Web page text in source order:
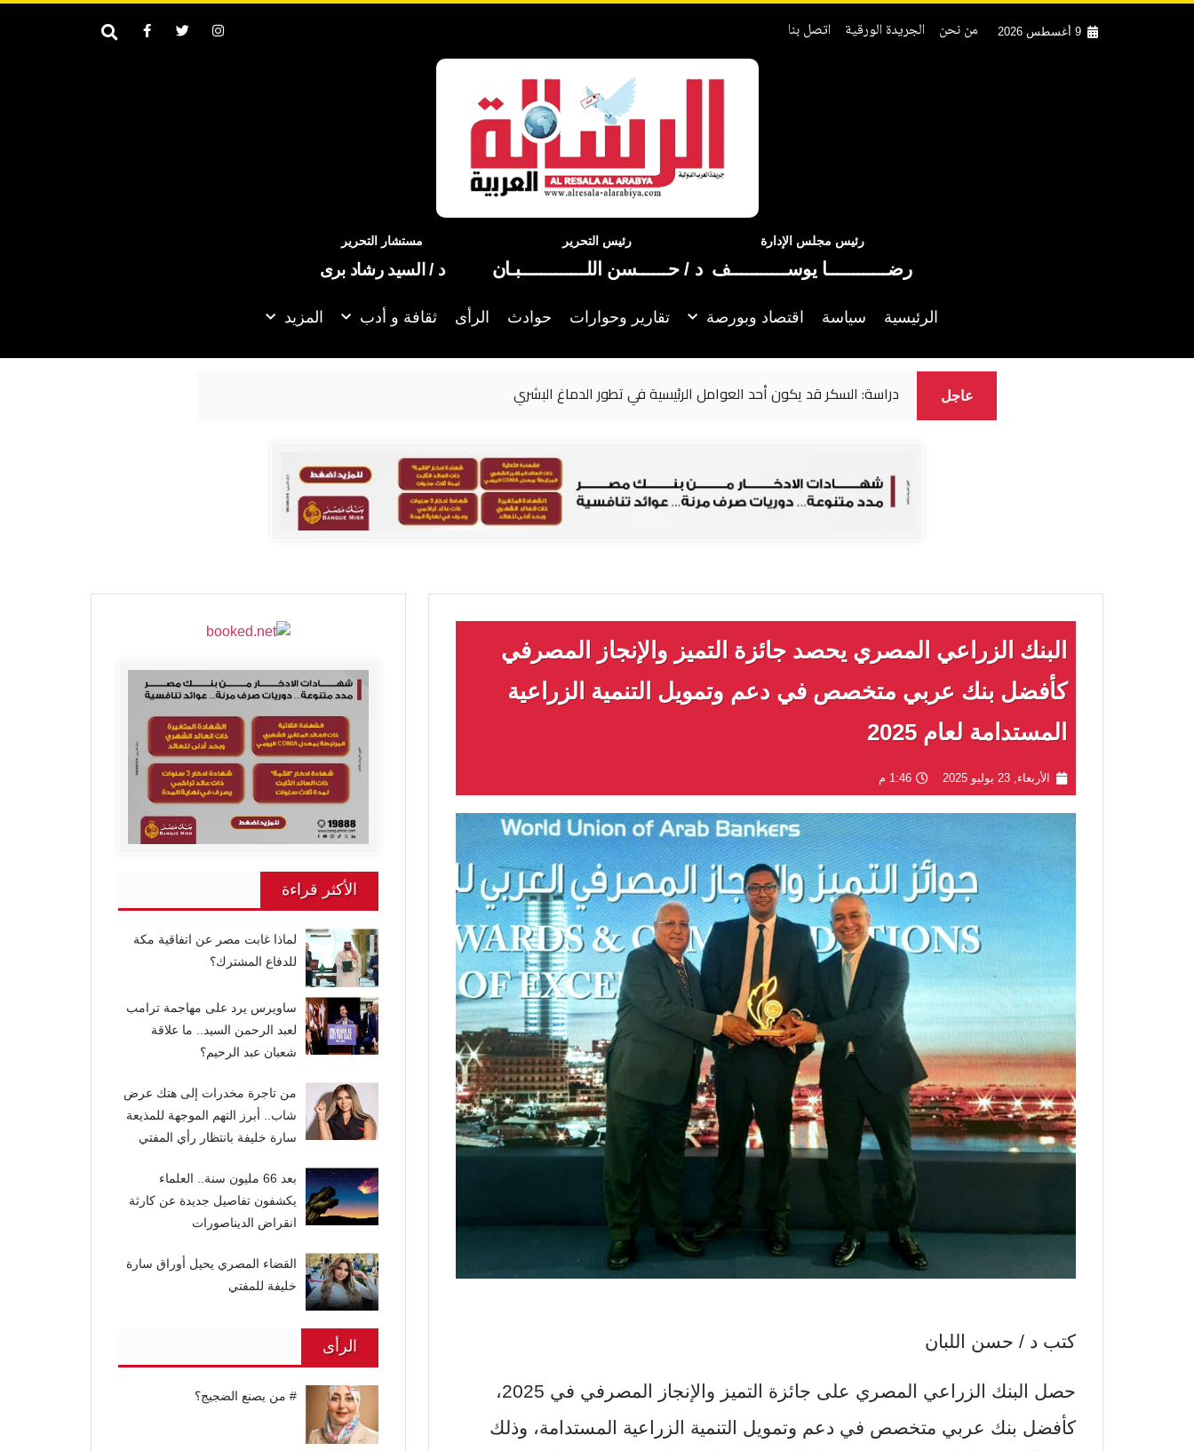
9 أغسطس 2026 من نحن الجريدة الورقية اتصل بنا
رئيس مجلس الإدارة
رضــــــــــــا يوســـــــــــف
رئيس التحرير
د / حــــــسن اللـــــــــــــبـان
مستشار التحرير
د / السيد رشاد برى
الرئيسية سياسة اقتصاد وبورصة تقارير وحوارات حوادث الرأى ثقافة و أدب المزيد
عاجل دراسة: السكر قد يكون أحد العوامل الرئيسية في تطور الدماغ البشري
البنك الزراعي المصري يحصد جائزة التميز والإنجاز المصرفي
كأفضل بنك عربي متخصص في دعم وتمويل التنمية الزراعية
المستدامة لعام 2025
الأربعاء, 23 يوليو 2025 1:46 م
كتب د / حسن اللبان
حصل البنك الزراعي المصري على جائزة التميز والإنجاز المصرفي في 2025،
كأفضل بنك عربي متخصص في دعم وتمويل التنمية الزراعية المستدامة، وذلك
الأكثر قراءة
لماذا غابت مصر عن اتفاقية مكة
للدفاع المشترك؟
ساويرس يرد على مهاجمة ترامب
لعبد الرحمن السيد.. ما علاقة
شعبان عبد الرحيم؟
من تاجرة مخدرات إلى هتك عرض
شاب.. أبرز التهم الموجهة للمذيعة
سارة خليفة بانتظار رأي المفتي
بعد 66 مليون سنة.. العلماء
يكشفون تفاصيل جديدة عن كارثة
انقراض الديناصورات
القضاء المصري يحيل أوراق سارة
خليفة للمفتي
الرأى
# من يصنع الضجيج؟